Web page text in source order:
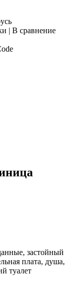
| В сравнение
застойный
плата, душа,
туалет